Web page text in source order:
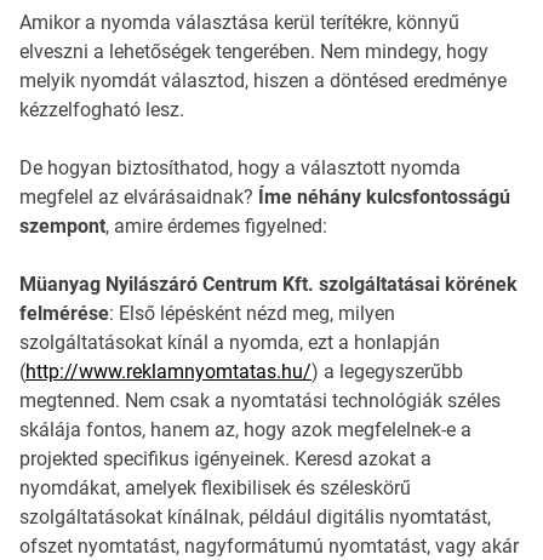
Amikor a nyomda választása kerül terítékre, könnyű
elveszni a lehetőségek tengerében. Nem mindegy, hogy
melyik nyomdát választod, hiszen a döntésed eredménye
kézzelfogható lesz.
De hogyan biztosíthatod, hogy a választott nyomda
megfelel az elvárásaidnak? Íme néhány kulcsfontosságú
szempont, amire érdemes figyelned:
Müanyag Nyilászáró Centrum Kft. szolgáltatásai körének
felmérése: Első lépésként nézd meg, milyen
szolgáltatásokat kínál a nyomda, ezt a honlapján
(http://www.reklamnyomtatas.hu/) a legegyszerűbb
megtenned. Nem csak a nyomtatási technológiák széles
skálája fontos, hanem az, hogy azok megfelelnek-e a
projekted specifikus igényeinek. Keresd azokat a
nyomdákat, amelyek flexibilisek és széleskörű
szolgáltatásokat kínálnak, például digitális nyomtatást,
ofszet nyomtatást, nagyformátumú nyomtatást, vagy akár